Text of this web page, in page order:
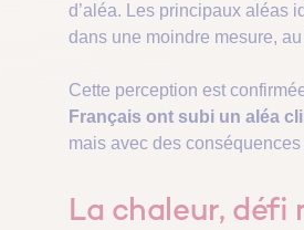
d’aléa. Les principaux aléas
dans une moindre mesure,
Cette perception est
Français ont subi un aléa
mais avec des
La chaleur, défi